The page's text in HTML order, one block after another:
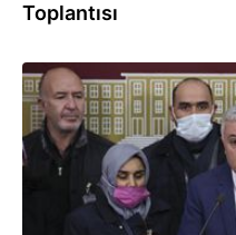
Toplantısı
22.12.2021